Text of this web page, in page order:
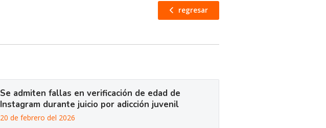
regresar
Se admiten fallas en verificación de edad de
Instagram durante juicio por adicción juvenil
20 de febrero del 2026